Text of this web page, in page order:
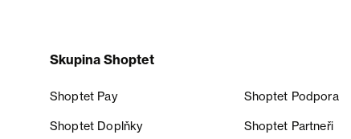
Skupina Shoptet
Shoptet Pay Shoptet Podpora
Shoptet Doplňky Shoptet Partneři